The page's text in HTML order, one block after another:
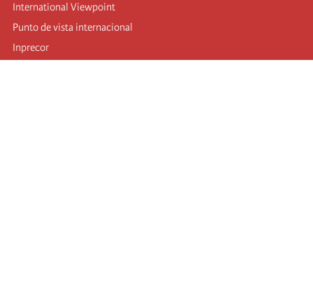
International Viewpoint
Punto de vista internacional
Inprecor